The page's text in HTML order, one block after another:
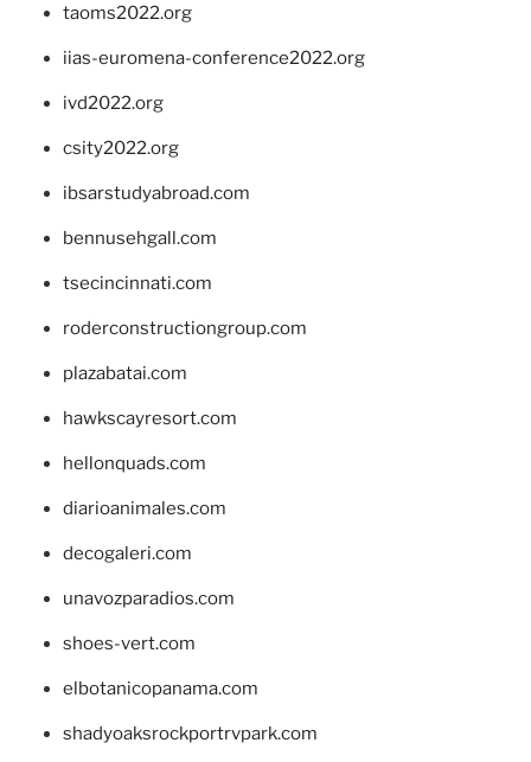
taoms2022.org
iias-euromena-conference2022.org
ivd2022.org
csity2022.org
ibsarstudyabroad.com
bennusehgall.com
tsecincinnati.com
roderconstructiongroup.com
plazabatai.com
hawkscayresort.com
hellonquads.com
diarioanimales.com
decogaleri.com
unavozparadios.com
shoes-vert.com
elbotanicopanama.com
shadyoaksrockportrvpark.com